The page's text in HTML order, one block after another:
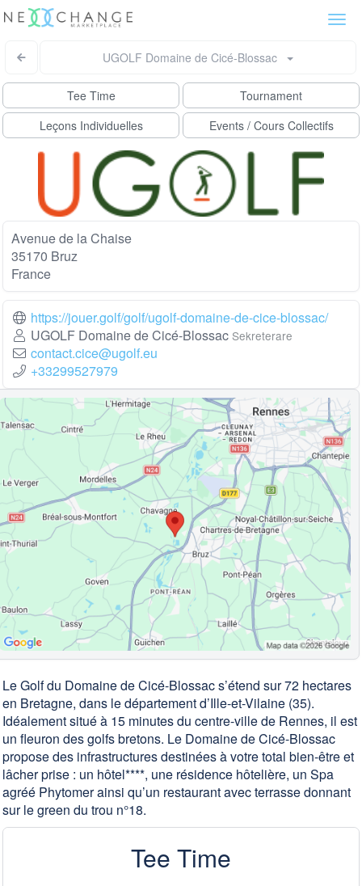
UGOLF Domaine de Cicé-Blossac
Tee Time
Tournament
Leçons Individuelles
Events / Cours Collectifs
Avenue de la Chaise
35170 Bruz
France
https://jouer.golf/golf/ugolf-domaine-de-cice-blossac/
UGOLF Domaine de Cicé-Blossac Sekreterare
contact.cice@ugolf.eu
+33299527979
Le Golf du Domaine de Cicé-Blossac s’étend sur 72 hectares
en Bretagne, dans le département d’Ille-et-Vilaine (35).
Idéalement situé à 15 minutes du centre-ville de Rennes, il est
un fleuron des golfs bretons. Le Domaine de Cicé-Blossac
propose des infrastructures destinées à votre total bien-être et
lâcher prise : un hôtel****, une résidence hôtelière, un Spa
agréé Phytomer ainsi qu’un restaurant avec terrasse donnant
sur le green du trou n°18.
Tee Time